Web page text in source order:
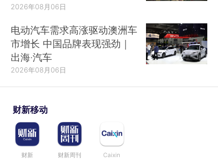
2026年08月06日
电动汽车需求高涨驱动澳洲车
市增长 中国品牌表现强劲｜
出海·汽车
2026年08月06日
财新移动
财新 财新周刊 Caixin